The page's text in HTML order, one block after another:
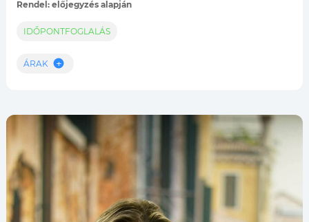
Rendel: előjegyzés alapján
IDŐPONTFOGLALÁS
ÁRAK